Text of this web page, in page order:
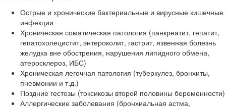
Острые и хронические бактериальные и вирусные кишечные
инфекции
Хроническая соматическая патология (панкреатит, гепатит,
гепатохолецистит, энтероколит, гастрит, язвенная болезнь
желудка вне обострения, нарушения липидного обмена,
атеросклероз, ИБС)
Хроническая легочная патология (туберкулез, бронхиты,
пневмонии и т.д.)
Поздние гестозы (токсикозы второй половины беременности)
Аллергические заболевания (бронхиальная астма,